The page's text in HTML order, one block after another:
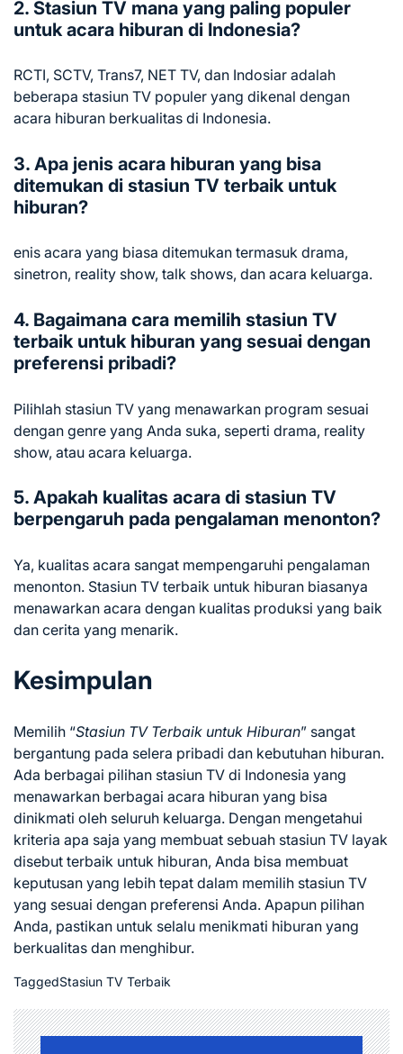
2. Stasiun TV mana yang paling populer
untuk acara hiburan di Indonesia?
RCTI, SCTV, Trans7, NET TV, dan Indosiar adalah
beberapa stasiun TV populer yang dikenal dengan
acara hiburan berkualitas di Indonesia.
3. Apa jenis acara hiburan yang bisa
ditemukan di stasiun TV terbaik untuk
hiburan?
enis acara yang biasa ditemukan termasuk drama,
sinetron, reality show, talk shows, dan acara keluarga.
4. Bagaimana cara memilih stasiun TV
terbaik untuk hiburan yang sesuai dengan
preferensi pribadi?
Pilihlah stasiun TV yang menawarkan program sesuai
dengan genre yang Anda suka, seperti drama, reality
show, atau acara keluarga.
5. Apakah kualitas acara di stasiun TV
berpengaruh pada pengalaman menonton?
Ya, kualitas acara sangat mempengaruhi pengalaman
menonton. Stasiun TV terbaik untuk hiburan biasanya
menawarkan acara dengan kualitas produksi yang baik
dan cerita yang menarik.
Kesimpulan
Memilih “Stasiun TV Terbaik untuk Hiburan” sangat
bergantung pada selera pribadi dan kebutuhan hiburan.
Ada berbagai pilihan stasiun TV di Indonesia yang
menawarkan berbagai acara hiburan yang bisa
dinikmati oleh seluruh keluarga. Dengan mengetahui
kriteria apa saja yang membuat sebuah stasiun TV layak
disebut terbaik untuk hiburan, Anda bisa membuat
keputusan yang lebih tepat dalam memilih stasiun TV
yang sesuai dengan preferensi Anda. Apapun pilihan
Anda, pastikan untuk selalu menikmati hiburan yang
berkualitas dan menghibur.
TaggedStasiun TV Terbaik